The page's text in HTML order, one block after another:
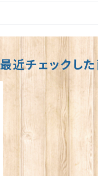
最近チェックし